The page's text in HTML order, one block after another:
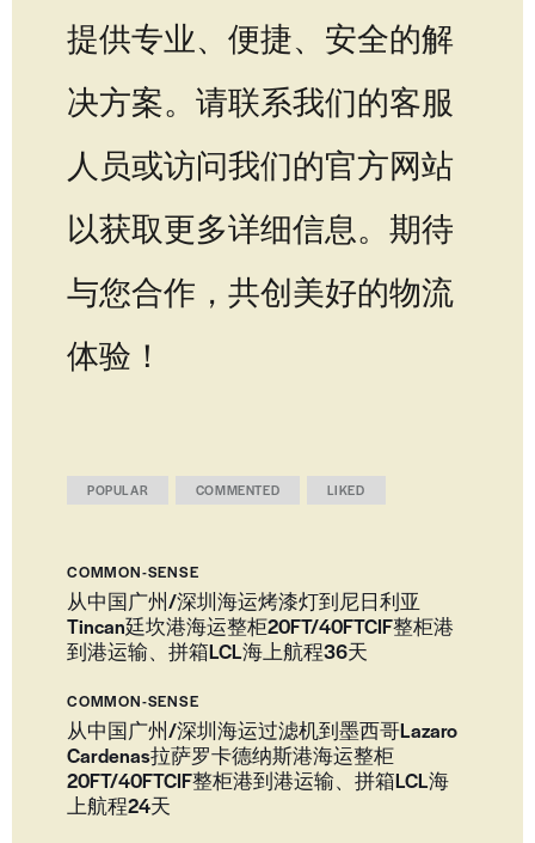
提供专业、便捷、安全的解
决方案。请联系我们的客服
人员或访问我们的官方网站
以获取更多详细信息。期待
与您合作，共创美好的物流
体验！
POPULAR COMMENTED LIKED
COMMON-SENSE
从中国广州/深圳海运烤漆灯到尼日利亚
Tincan廷坎港海运整柜20FT/40FTCIF整柜港
到港运输、拼箱LCL海上航程36天
COMMON-SENSE
从中国广州/深圳海运过滤机到墨西哥Lazaro
Cardenas拉萨罗卡德纳斯港海运整柜
20FT/40FTCIF整柜港到港运输、拼箱LCL海
上航程24天